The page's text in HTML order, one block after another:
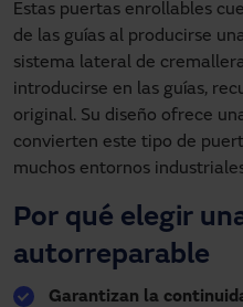
Estas puertas enrollables
de las guías al producirse
sistema lateral de
introducirse en las guías,
original. Su diseño ofrece
convierten este tipo de
muchos entornos
Por qué elegir
autorreparable
Garantizan la